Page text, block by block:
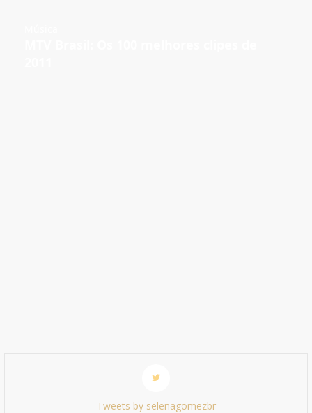
Tweets by selenagomezbr